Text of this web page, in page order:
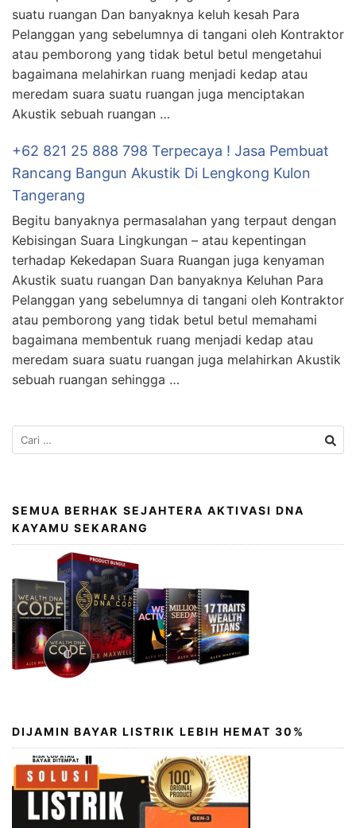
suatu ruangan Dan banyaknya keluh kesah Para
Pelanggan yang sebelumnya di tangani oleh Kontraktor
atau pemborong yang tidak betul betul mengetahui
bagaimana melahirkan ruang menjadi kedap atau
meredam suara suatu ruangan juga menciptakan
Akustik sebuah ruangan …
+62 821 25 888 798 Terpecaya ! Jasa Pembuat
Rancang Bangun Akustik Di Lengkong Kulon
Tangerang
Begitu banyaknya permasalahan yang terpaut dengan
Kebisingan Suara Lingkungan – atau kepentingan
terhadap Kekedapan Suara Ruangan juga kenyaman
Akustik suatu ruangan Dan banyaknya Keluhan Para
Pelanggan yang sebelumnya di tangani oleh Kontraktor
atau pemborong yang tidak betul betul memahami
bagaimana membentuk ruang menjadi kedap atau
meredam suara suatu ruangan juga melahirkan Akustik
sebuah ruangan sehingga …
SEMUA BERHAK SEJAHTERA AKTIVASI DNA
KAYAMU SEKARANG
DIJAMIN BAYAR LISTRIK LEBIH HEMAT 30%